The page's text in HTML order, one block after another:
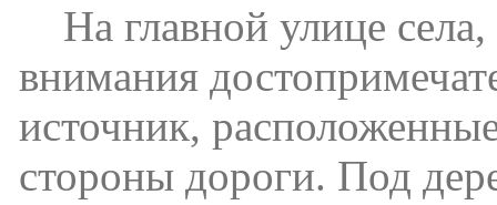
На главной улице
внимания
источник,
стороны дороги. Под